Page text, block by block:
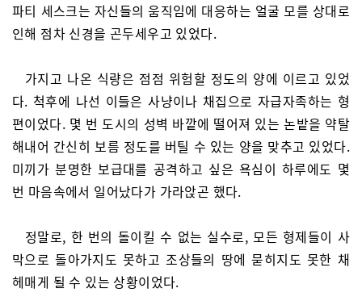
파티 세스크는 자신들의 움직임에 대응하는 얼굴 모를 상대로
인해 점차 신경을 곤두세우고 있었다.
가지고 나온 식량은 점점 위험할 정도의 양에 이르고 있었
다. 척후에 나선 이들은 사냥이나 채집으로 자급자족하는 형
편이었다. 몇 번 도시의 성벽 바깥에 떨어져 있는 논밭을 약탈
해내어 간신히 보름 정도를 버틸 수 있는 양을 맞추고 있었다.
미끼가 분명한 보급대를 공격하고 싶은 욕심이 하루에도 몇
번 마음속에서 일어났다가 가라앉곤 했다.
정말로, 한 번의 돌이킬 수 없는 실수로, 모든 형제들이 사
막으로 돌아가지도 못하고 조상들의 땅에 묻히지도 못한 채
헤매게 될 수 있는 상황이었다.